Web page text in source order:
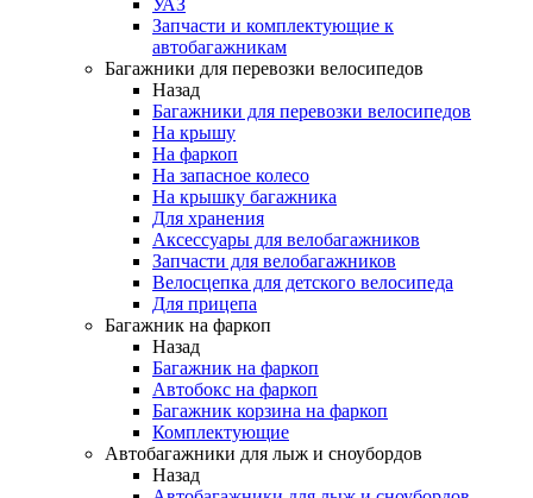
УАЗ
Запчасти и комплектующие к
автобагажникам
Багажники для перевозки велосипедов
Назад
Багажники для перевозки велосипедов
На крышу
На фаркоп
На запасное колесо
На крышку багажника
Для хранения
Аксессуары для велобагажников
Запчасти для велобагажников
Велосцепка для детского велосипеда
Для прицепа
Багажник на фаркоп
Назад
Багажник на фаркоп
Автобокс на фаркоп
Багажник корзина на фаркоп
Комплектующие
Автобагажники для лыж и сноубордов
Назад